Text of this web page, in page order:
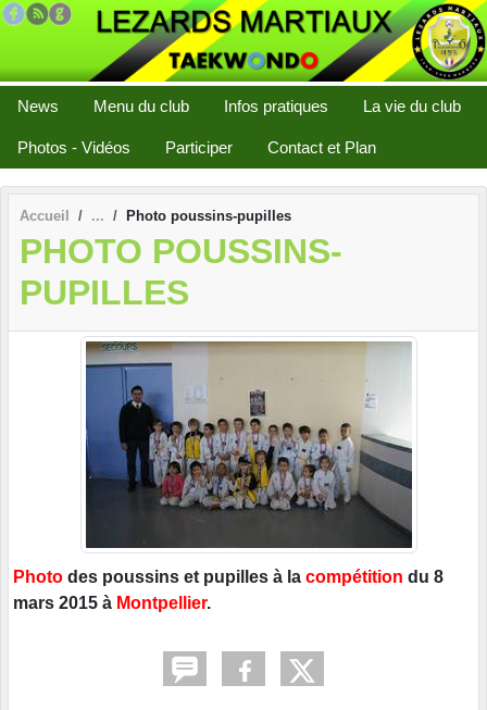
News Menu du club Infos pratiques La vie du club
Photos - Vidéos Participer Contact et Plan
Accueil Photo poussins-pupilles
PHOTO POUSSINS-
PUPILLES
Photo des poussins et pupilles à la compétition du 8
mars 2015 à Montpellier.
Panneau de gestion des cookies